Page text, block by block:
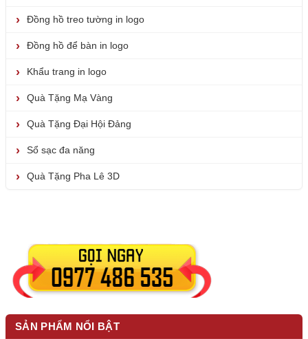
Đồng hồ treo tường in logo
Đồng hồ để bàn in logo
Khẩu trang in logo
Quà Tặng Mạ Vàng
Quà Tặng Đại Hội Đảng
Sổ sạc đa năng
Quà Tặng Pha Lê 3D
SẢN PHẨM NỔI BẬT